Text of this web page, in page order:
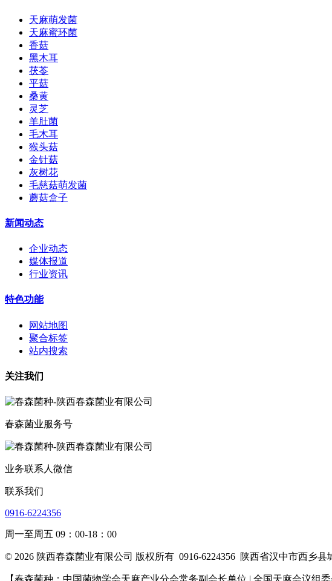
天麻萌发菌
天麻蜜环菌
香菇
黑木耳
茯苓
平菇
桑黄
灵芝
羊肚菌
毛木耳
猴头菇
金针菇
灰树花
毛慈菇萌发菌
蘑菇盒子
新闻动态
企业动态
媒体报道
行业资讯
特色功能
网站地图
聚合标签
站内搜索
关注我们
春森菌业服务号
业务联系人微信
联系我们
0916-6224356
周一至周五 09：00-18：00
© 2026 陕西春森菌业有限公司 版权所有 0916-6224356 陕西省汉中市西乡县